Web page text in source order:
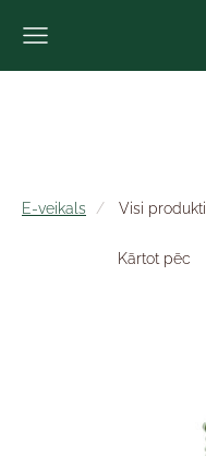
E-veikals Visi produkti
Kārtot pēc